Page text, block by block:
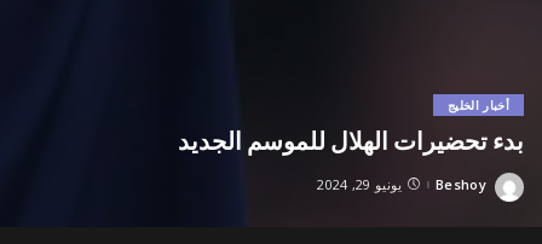
أخبار الخليج
بدء تحضيرات الهلال للموسم الجديد
Posted
Beshoy يونيو 29, 2024